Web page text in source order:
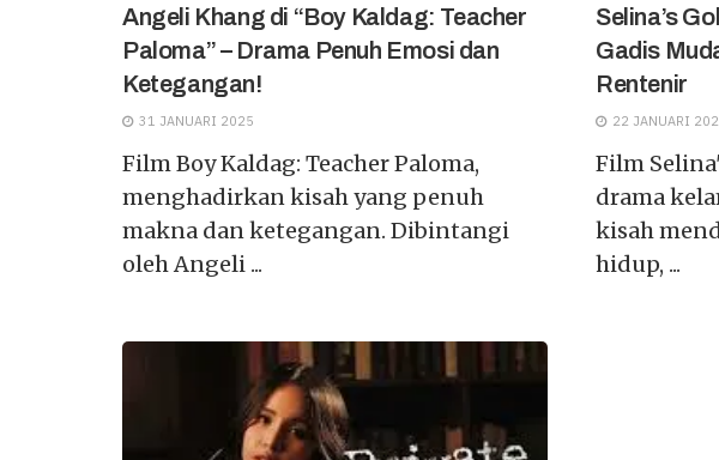
Angeli Khang di “Boy Kaldag: Teacher
Paloma” – Drama Penuh Emosi dan
Ketegangan!
31 JANUARI 2025
Film Boy Kaldag: Teacher Paloma,
menghadirkan kisah yang penuh
makna dan ketegangan. Dibintangi
oleh Angeli ...
Selina’s
Gadis
Rentenir
22 JANUARI
Film
drama
kisah
hidup, ...